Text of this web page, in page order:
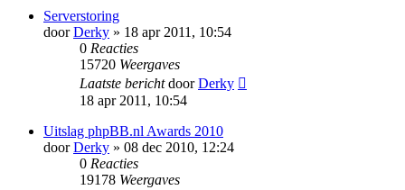
Serverstoring
doorDerky » 18 apr 2011, 10:54
0 Reacties
15720 Weergaves
Laatste berichtdoorDerky
18 apr 2011, 10:54
Uitslag phpBB.nl Awards 2010
doorDerky » 08 dec 2010, 12:24
0 Reacties
19178 Weergaves